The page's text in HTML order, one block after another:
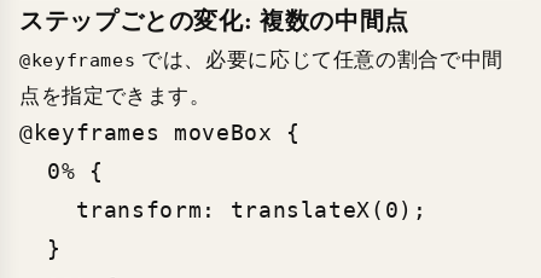
ステップごとの変化: 複数の中間点
@keyframes では、必要に応じて任意の割合で中間
点を指定できます。
@keyframes moveBox {
  0% {
    transform: translateX(0);
  }